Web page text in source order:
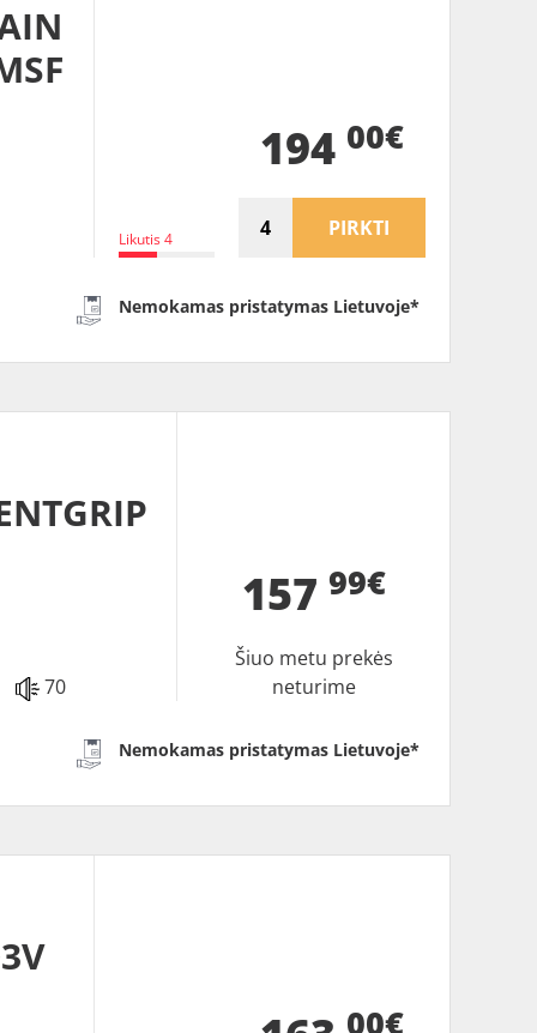
Likutis 4
194 00€
PIRKTI
Nemokamas pristatymas Lietuvoje*
70
157 99€
Šiuo metu prekės
neturime
Nemokamas pristatymas Lietuvoje*
00€